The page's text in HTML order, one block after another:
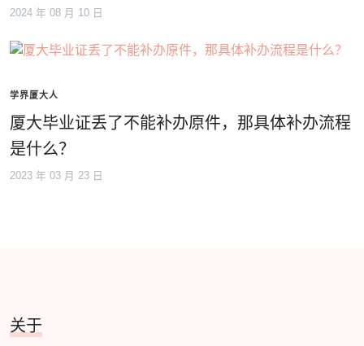
2024 年 08 月 10 日
学界厦大人
厦大毕业证丢了不能补办原件，那具体补办流程
是什么？
2023 年 03 月 23 日
关于